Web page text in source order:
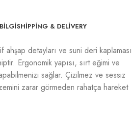
SHIPPING & DELIVERY
ahşap detayları ve suni deri kaplaması
Ergonomik yapısı, sırt eğimi ve
sağlar. Çizilmez ve sessiz
zarar görmeden rahatça hareket